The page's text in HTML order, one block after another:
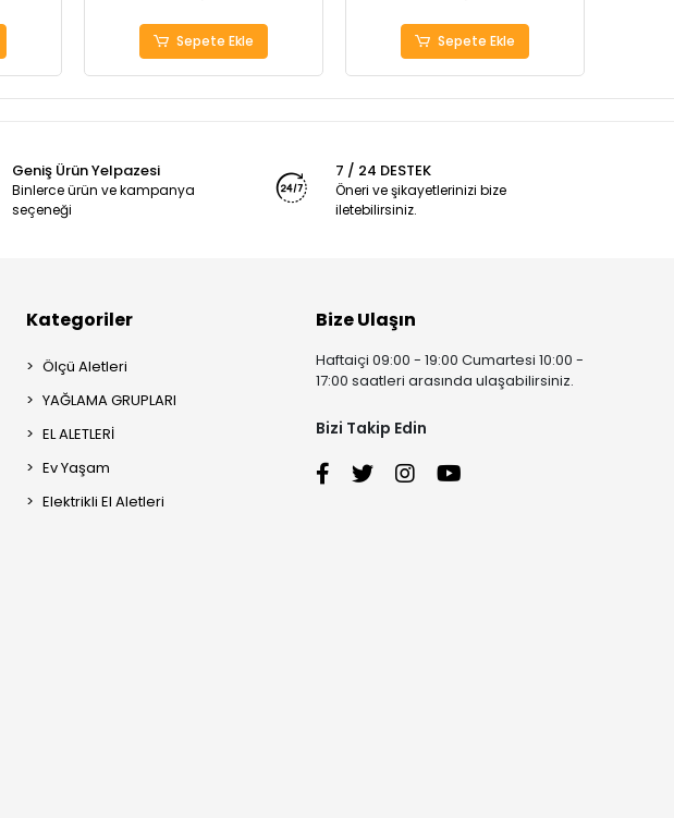
Sepete Ekle Sepete Ekle
Geniş Ürün Yelpazesi
Binlerce ürün ve kampanya
seçeneği
7 / 24 DESTEK
Öneri ve şikayetlerinizi bize
iletebilirsiniz.
Kategoriler
Ölçü Aletleri
YAĞLAMA GRUPLARI
EL ALETLERİ
Ev Yaşam
Elektrikli El Aletleri
Bize Ulaşın
Haftaiçi 09:00 - 19:00 Cumartesi 10:00 -
17:00 saatleri arasında ulaşabilirsiniz.
Bizi Takip Edin